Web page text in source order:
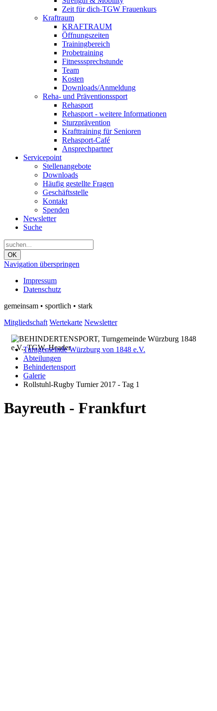
Zeit für dich-TGW Frauenkurs
Kraftraum
KRAFTRAUM
Öffnungszeiten
Trainingbereich
Probetraining
Fitnesssprechstunde
Team
Kosten
Downloads/Anmeldung
Reha- und Präventionssport
Rehasport
Rehasport - weitere Informationen
Sturzprävention
Krafttraining für Senioren
Rehasport-Café
Ansprechpartner
Servicepoint
Stellenangebote
Downloads
Häufig gestellte Fragen
Geschäftsstelle
Kontakt
Spenden
Newsletter
Suche
OK
Navigation überspringen
Impressum
Datenschutz
gemeinsam • sportlich • stark
Mitgliedschaft Wertekarte Newsletter
Turngemeinde Würzburg von 1848 e.V.
Abteilungen
Behindertensport
Galerie
Rollstuhl-Rugby Turnier 2017 - Tag 1
Bayreuth - Frankfurt